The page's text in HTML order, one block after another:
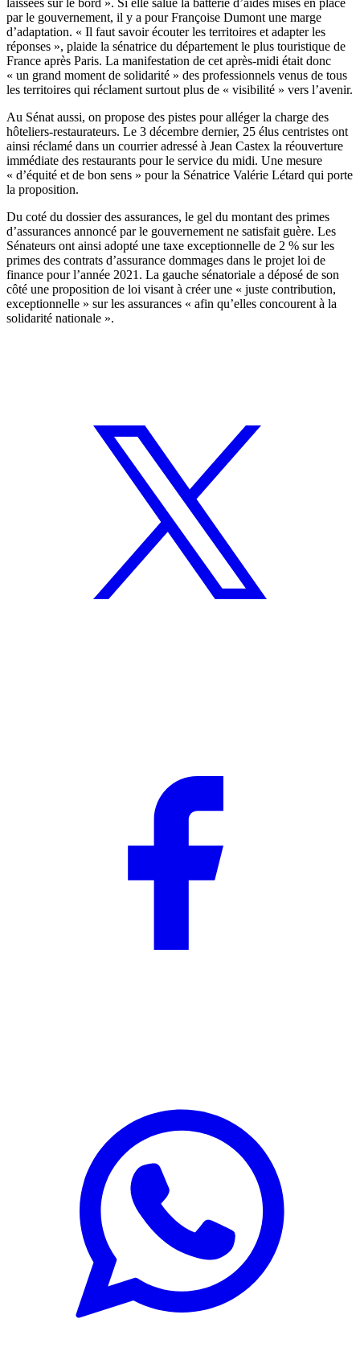
par le gouvernement, il y a pour Françoise Dumont une marge
d’adaptation. « Il faut savoir écouter les territoires et adapter les
réponses », plaide la sénatrice du département le plus touristique de
France après Paris. La manifestation de cet après-midi était donc
« un grand moment de solidarité » des professionnels venus de tous
les territoires qui réclament surtout plus de « visibilité » vers l’avenir.
Au Sénat aussi, on propose des pistes pour alléger la charge des
hôteliers-restaurateurs. Le 3 décembre dernier, 25 élus centristes ont
ainsi réclamé dans un courrier adressé à Jean Castex la réouverture
immédiate des restaurants pour le service du midi. Une mesure
« d’équité et de bon sens » pour la Sénatrice Valérie Létard qui porte
la proposition.
Du coté du dossier des assurances, le gel du montant des primes
d’assurances annoncé par le gouvernement ne satisfait guère. Les
Sénateurs ont ainsi adopté une taxe exceptionnelle de 2 % sur les
primes des contrats d’assurance dommages dans le projet loi de
finance pour l’année 2021. La gauche sénatoriale a déposé de son
côté une proposition de loi visant à créer une « juste contribution,
exceptionnelle » sur les assurances « afin qu’elles concourent à la
solidarité nationale ».